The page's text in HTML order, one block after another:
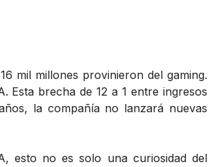
mil millones provinieron del gaming.
Esta brecha de 12 a 1 entre ingresos
la compañía no lanzará nuevas
esto no es solo una curiosidad del